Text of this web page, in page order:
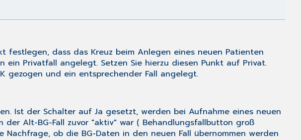
festlegen, dass das Kreuz beim Anlegen eines neuen Patienten
ein Privatfall angelegt. Setzen Sie hierzu diesen Punkt auf Privat.
gezogen und ein entsprechender Fall angelegt.
Ist der Schalter auf Ja gesetzt, werden bei Aufnahme eines neuen
der Alt-BG-Fall zuvor "aktiv" war ( Behandlungsfallbutton groß
ob die BG-Daten in den neuen Fall übernommen werden